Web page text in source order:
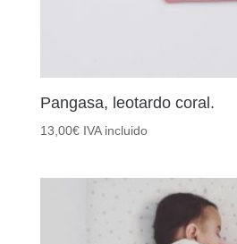
Pangasa, leotardo coral.
13,00€ IVA incluido